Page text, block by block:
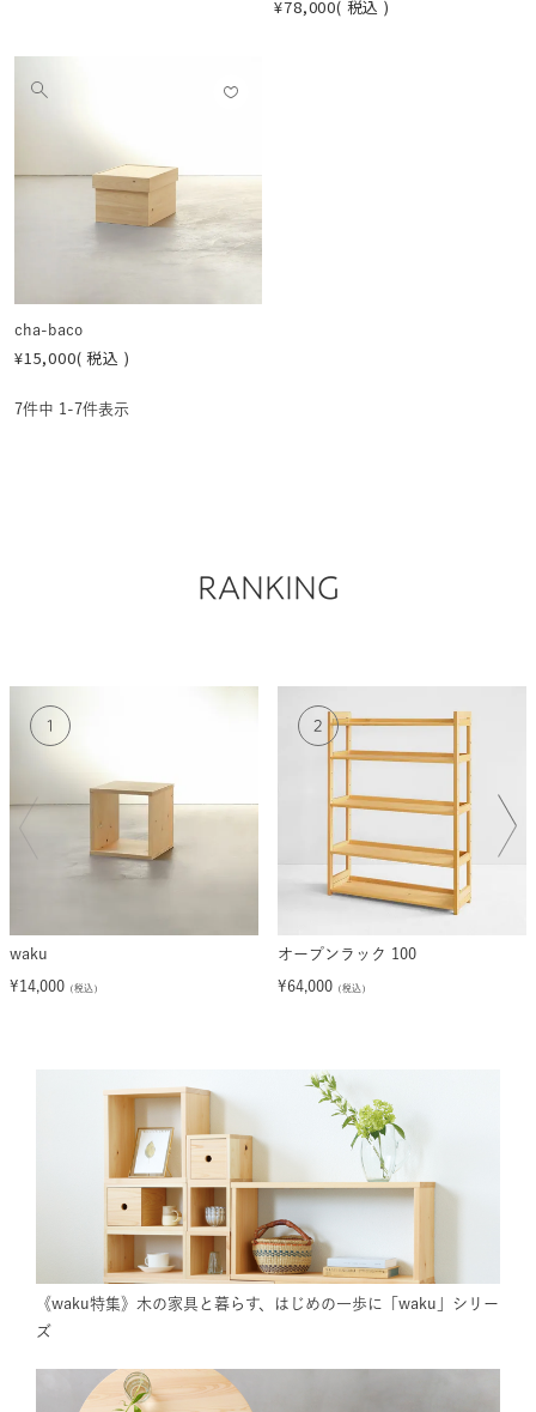
¥78,000 税込
他
像
cha-baco
¥15,000 税込
お気
登録
7件中 1 -7件表示
RANKING
waku
¥14,000 （税込）
オープンラック 100
¥64,000 （税込）
《waku特集》木の家具と暮らす、はじめの一歩に「waku」シリー
ズ